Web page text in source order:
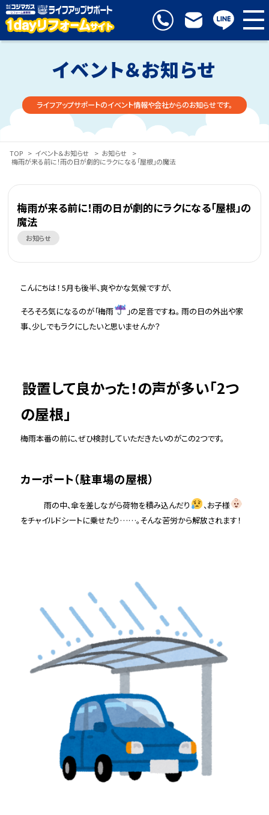
イベント＆お知らせ
ライフアップサポートのイベント情報や会社からのお知らせです。
TOP > イベント＆お知らせ > お知らせ
>
梅雨が来る前に！雨の日が劇的にラクになる「屋根」の魔法
梅雨が来る前に！雨の日が劇的にラクになる「屋根」の
魔法
お知らせ
こんにちは！ 5月も後半、爽やかな気候ですが、
そろそろ気になるのが「梅雨
」の足音ですね。 雨の日の外出や家
事、少しでもラクにしたいと思いませんか？
設置して良かった！の声が多い「2つ
の屋根」
梅雨本番の前に、ぜひ検討していただきたいのがこの2つです。
カーポート（駐車場の屋根）
雨の中、傘を差しながら荷物を積み込んだり
、お子様
をチャイルドシートに乗せたり……。そんな苦労から解放されます！